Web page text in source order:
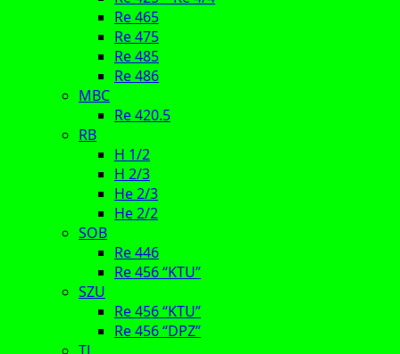
Re 465
Re 475
Re 485
Re 486
MBC
Re 420.5
RB
H 1/2
H 2/3
He 2/3
He 2/2
SOB
Re 446
Re 456 “KTU”
SZU
Re 456 “KTU”
Re 456 “DPZ”